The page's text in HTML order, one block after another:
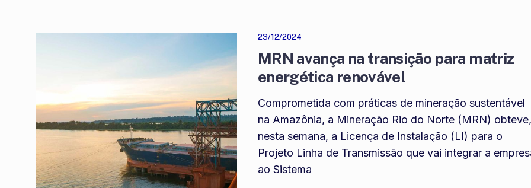
23/12/2024
MRN avança na transição para matriz
energética renovável
Comprometida com práticas de mineração sustentável
na Amazônia, a Mineração Rio do Norte (MRN) obteve,
nesta semana, a Licença de Instalação (LI) para o
Projeto Linha de Transmissão que vai integrar a
ao Sistema